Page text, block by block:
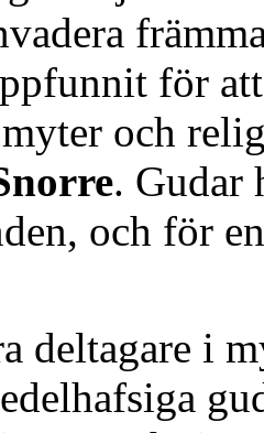
för
myter och
. Gudar
och för
deltagare i